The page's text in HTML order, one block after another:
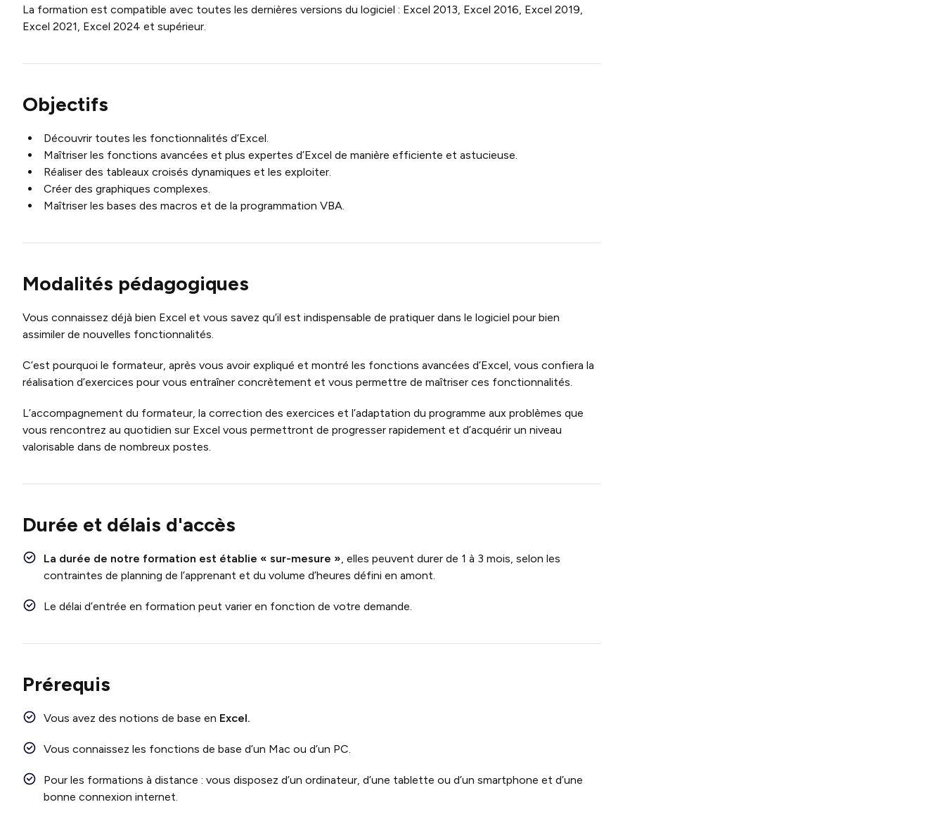
La formation est compatible avec toutes les dernières versions du logiciel : Excel 2013, Excel 2016, Excel 2019,
Excel 2021, Excel 2024 et supérieur.
Objectifs
Découvrir toutes les fonctionnalités d’Excel.
Maîtriser les fonctions avancées et plus expertes d’Excel de manière efficiente et astucieuse.
Réaliser des tableaux croisés dynamiques et les exploiter.
Créer des graphiques complexes.
Maîtriser les bases des macros et de la programmation VBA.
Modalités pédagogiques
Vous connaissez déjà bien Excel et vous savez qu’il est indispensable de pratiquer dans le logiciel pour bien
assimiler de nouvelles fonctionnalités.
C’est pourquoi le formateur, après vous avoir expliqué et montré les fonctions avancées d’Excel, vous confiera la
réalisation d’exercices pour vous entraîner concrètement et vous permettre de maîtriser ces fonctionnalités.
L’accompagnement du formateur, la correction des exercices et l’adaptation du programme aux problèmes que
vous rencontrez au quotidien sur Excel vous permettront de progresser rapidement et d’acquérir un niveau
valorisable dans de nombreux postes.
Durée et délais d'accès
La durée de notre formation est établie « sur-mesure », elles peuvent durer de 1 à 3 mois, selon les
contraintes de planning de l’apprenant et du volume d’heures défini en amont.
Le délai d’entrée en formation peut varier en fonction de votre demande.
Prérequis
Vous avez des notions de base en Excel.
Vous connaissez les fonctions de base d’un Mac ou d’un PC.
Pour les formations à distance : vous disposez d’un ordinateur, d’une tablette ou d’un smartphone et d’une
bonne connexion internet.